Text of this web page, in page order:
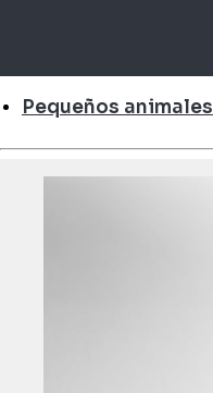
Pequeños animales